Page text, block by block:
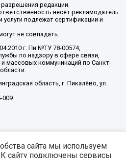
редакции.
несёт рекламодатель.
подлежат сертификации и
не совпадать.
г. Пи №ТУ 78-00574,
по надзору в сфере связи,
массовых коммуникаций по Санкт-
область, г. Пикалёво, ул.
009
сайта мы используем
К сайту подключены сервисы